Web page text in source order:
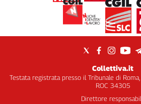
Collettiva.it
Testata registrata presso il Tribunale di
ROC 34305
Direttore